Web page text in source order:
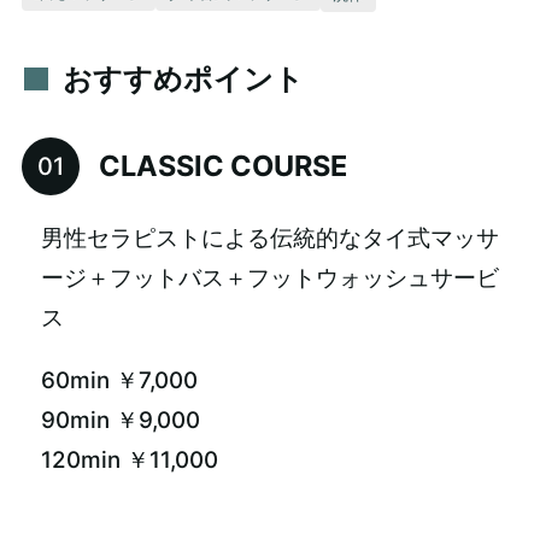
おすすめポイント
CLASSIC COURSE
男性セラピストによる伝統的なタイ式マッサ
ージ＋フットバス＋フットウォッシュサービ
ス
60min ￥7,000
90min ￥9,000
120min ￥11,000